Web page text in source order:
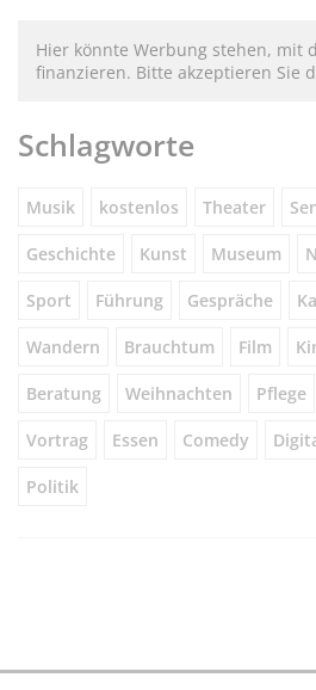
Hier könnte Werbung stehen, mit
finanzieren. Bitte akzeptieren Sie
Schlagworte
Musik kostenlos Theater
Geschichte Kunst Museum
Sport Führung Gespräche
Wandern Brauchtum Film
Beratung Weihnachten Pflege
Vortrag Essen Comedy
Politik